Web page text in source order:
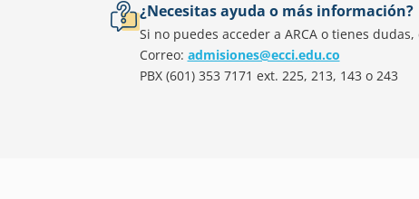
¿Necesitas ayuda o más información?
Si no puedes acceder a ARCA o tienes
Correo: admisiones@ecci.edu.co
PBX (601) 353 7171 ext. 225, 213, 143 o 243